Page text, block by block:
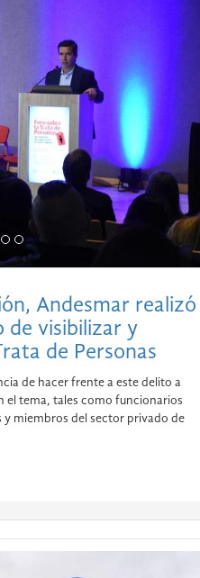
Andesmar realizó
de visibilizar y
de Personas
de hacer frente a este delito a
el tema, tales como funcionarios
y miembros del sector privado de